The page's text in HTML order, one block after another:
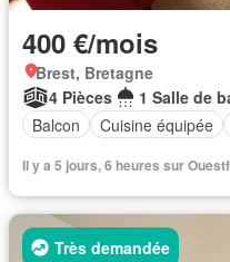
400 €/mois
Brest, Bretagne
4 Pièces
1 Salle de
Balcon
Cuisine équipée
Il y a 5 jours, 6 heures sur
Très demandée